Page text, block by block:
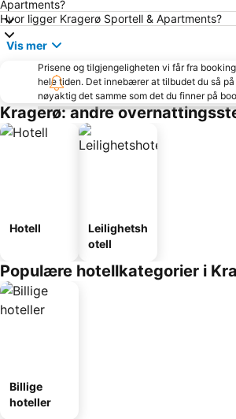
Apartments?
Hvor ligger Kragerø Sportell & Apartments?
Vis mer
Prisene og tilgjengeligheten vi får fra
hele tiden. Det innebærer at tilbudet du så
nøyaktig det samme som det du finner på
Kragerø: andre
Hotell
Leilighetsh
otell
Populære hotellkategorier i
Billige
hoteller